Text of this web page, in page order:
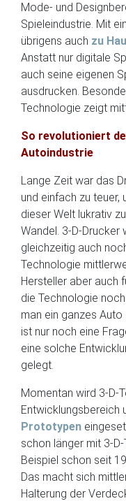
Mode- und
Spieleindustrie. Mit
übrigens auch zu
Anstatt nur digitale
auch seine eigenen
ausdrucken.
Technologie zeigt
So revolutioniert
Autoindustrie
Lange Zeit war das
und einfach zu
dieser Welt lukrativ
Wandel. 3-D-Drucker
gleichzeitig auch
Technologie
Hersteller aber auch
die Technologie
man ein ganzes
ist nur noch eine
eine solche
gelegt.
Momentan wird 3-D-
Entwicklungsbereich
Prototypen
schon länger mit 3-
Beispiel schon seit
Das macht sich
Halterung der